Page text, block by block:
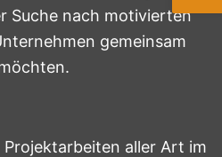
Suche nach motivierten
gemeinsam
aller Art im